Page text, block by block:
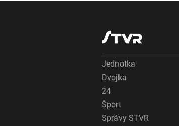
Jednotka
Dvojka
24
Šport
Správy STVR